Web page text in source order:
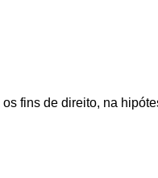
fins de direito, na